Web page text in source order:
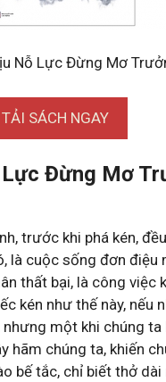
Nỗ Lực Đừng Mơ
TẢI SÁCH NGAY
Đừng Mơ
trước khi phá kén,
là cuộc sống đơn
thất bại, là công việc
kén như thế này, nếu
một khi chúng
hãm chúng ta, khiến
bế tắc, chỉ biết thở